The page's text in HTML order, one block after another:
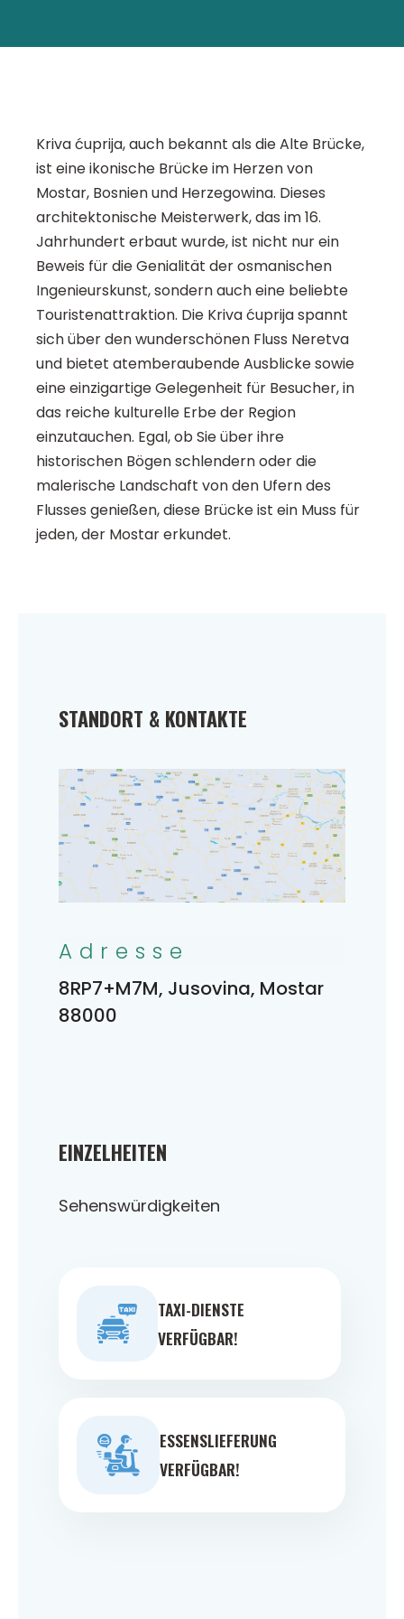
Kriva ćuprija, auch bekannt als die Alte Brücke,
ist eine ikonische Brücke im Herzen von
Mostar, Bosnien und Herzegowina. Dieses
architektonische Meisterwerk, das im 16.
Jahrhundert erbaut wurde, ist nicht nur ein
Beweis für die Genialität der osmanischen
Ingenieurskunst, sondern auch eine beliebte
Touristenattraktion. Die Kriva ćuprija spannt
sich über den wunderschönen Fluss Neretva
und bietet atemberaubende Ausblicke sowie
eine einzigartige Gelegenheit für Besucher, in
das reiche kulturelle Erbe der Region
einzutauchen. Egal, ob Sie über ihre
historischen Bögen schlendern oder die
malerische Landschaft von den Ufern des
Flusses genießen, diese Brücke ist ein Muss für
jeden, der Mostar erkundet.
EINZELHEITEN
Sehenswürdigkeiten
TAXI-DIENSTE
VERFÜGBAR!
ESSENSLIEFERUNG
VERFÜGBAR!
STANDORT & KONTAKTE
Adresse
8RP7+M7M, Jusovina, Mostar
88000